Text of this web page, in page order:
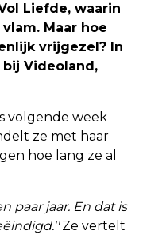
Liefde, waarin
Maar hoe
vrijgezel? In
Videoland,
volgende week
ze met haar
hoe lang ze al
paar jaar. En dat is
Ze vertelt